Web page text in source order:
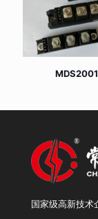
国家级高新技术